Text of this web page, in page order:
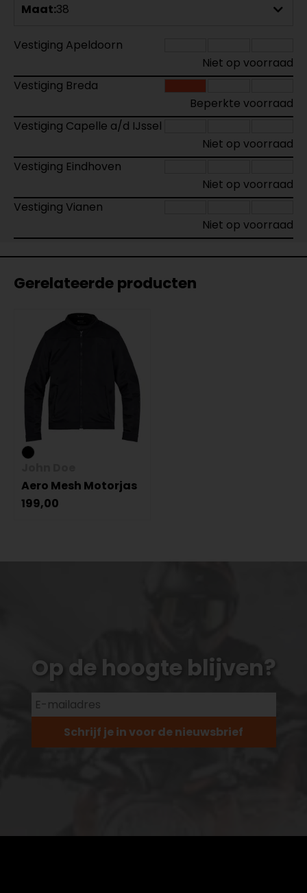
Maat:38
Vestiging Apeldoorn
Niet op voorraad
Vestiging Breda
Beperkte voorraad
Vestiging Capelle a/d IJssel
Niet op voorraad
Vestiging Eindhoven
Niet op voorraad
Vestiging Vianen
Niet op voorraad
Gerelateerde producten
Aero Mesh Motorjas
199,00
Op de hoogte blijven?
Schrijf je in voor de nieuwsbrief